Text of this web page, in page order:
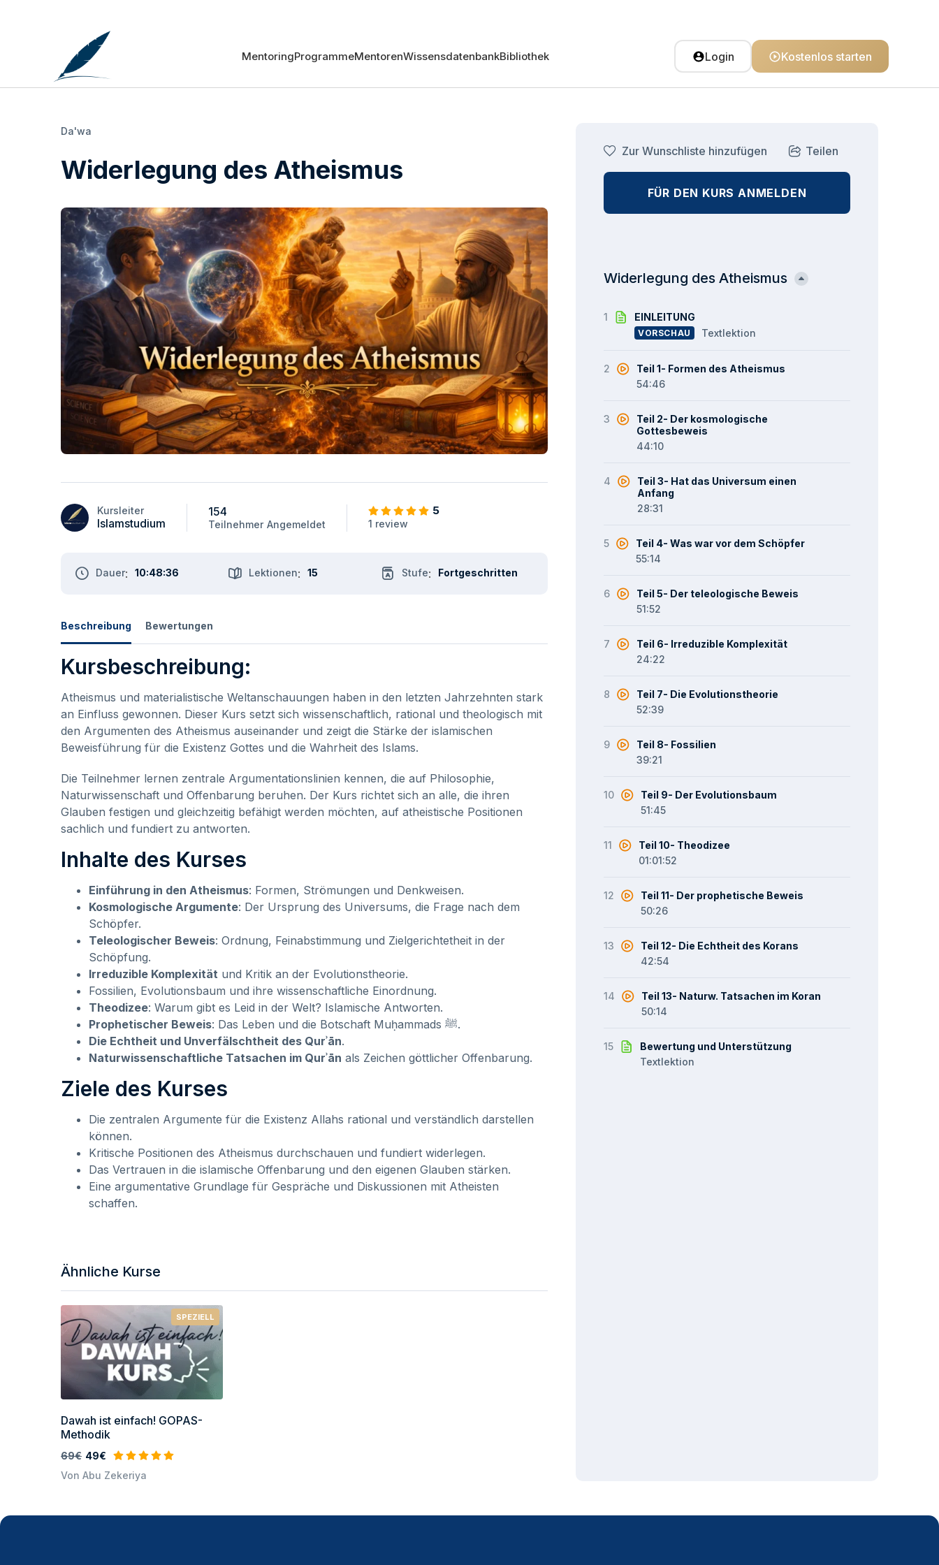
MentoringProgrammeMentorenWissensdatenbankBibliothek Login Kostenlos starten
Da'wa
Widerlegung des Atheismus
Kursleiter
Islamstudium
154
Teilnehmer Angemeldet
5
1 review
Dauer: 10:48:36 Lektionen: 15 Stufe: Fortgeschritten
Beschreibung Bewertungen
Kursbeschreibung:
Atheismus und materialistische Weltanschauungen haben in den letzten Jahrzehnten stark
an Einfluss gewonnen. Dieser Kurs setzt sich wissenschaftlich, rational und theologisch mit
den Argumenten des Atheismus auseinander und zeigt die Stärke der islamischen
Beweisführung für die Existenz Gottes und die Wahrheit des Islams.
Die Teilnehmer lernen zentrale Argumentationslinien kennen, die auf Philosophie,
Naturwissenschaft und Offenbarung beruhen. Der Kurs richtet sich an alle, die ihren
Glauben festigen und gleichzeitig befähigt werden möchten, auf atheistische Positionen
sachlich und fundiert zu antworten.
Inhalte des Kurses
Einführung in den Atheismus: Formen, Strömungen und Denkweisen.
Kosmologische Argumente: Der Ursprung des Universums, die Frage nach dem
Schöpfer.
Teleologischer Beweis: Ordnung, Feinabstimmung und Zielgerichtetheit in der
Schöpfung.
Irreduzible Komplexität und Kritik an der Evolutionstheorie.
Fossilien, Evolutionsbaum und ihre wissenschaftliche Einordnung.
Theodizee: Warum gibt es Leid in der Welt? Islamische Antworten.
Prophetischer Beweis
: Das Leben und die Botschaft Muḥammads ﷺ.
Die Echtheit und Unverfälschtheit des Qurʾān.
Naturwissenschaftliche Tatsachen im Qurʾān als Zeichen göttlicher Offenbarung.
Ziele des Kurses
Die zentralen Argumente für die Existenz Allahs rational und verständlich darstellen
können.
Kritische Positionen des Atheismus durchschauen und fundiert widerlegen.
Das Vertrauen in die islamische Offenbarung und den eigenen Glauben stärken.
Eine argumentative Grundlage für Gespräche und Diskussionen mit Atheisten
schaffen.
Ähnliche Kurse
SPEZIELL
Dawah ist einfach! GOPAS-
Methodik
69€ 49€
Von Abu Zekeriya
Zur Wunschliste hinzufügen Teilen
FÜR DEN KURS ANMELDEN
Widerlegung des Atheismus
1 EINLEITUNG
VORSCHAU Textlektion
2
Teil 1- Formen des Atheismus
54:46
3
Teil 2- Der kosmologische
Gottesbeweis
44:10
4
Teil 3- Hat das Universum einen
Anfang
28:31
5
Teil 4- Was war vor dem Schöpfer
55:14
6
Teil 5- Der teleologische Beweis
51:52
7
Teil 6- Irreduzible Komplexität
24:22
8
Teil 7- Die Evolutionstheorie
52:39
9
Teil 8- Fossilien
39:21
10
Teil 9- Der Evolutionsbaum
51:45
11
Teil 10- Theodizee
01:01:52
12
Teil 11- Der prophetische Beweis
50:26
13
Teil 12- Die Echtheit des Korans
42:54
14
Teil 13- Naturw. Tatsachen im Koran
50:14
15
Bewertung und Unterstützung
Textlektion